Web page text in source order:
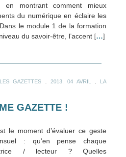
en montrant comment mieux
du numérique en éclaire les
le module 1 de la formation
du savoir-être, l’accent […]
GAZETTES 2013, 04 AVRIL
LA
GAZETTE !
le moment d’évaluer ce geste
: qu’en pense chaque
/ lecteur ? Quelles